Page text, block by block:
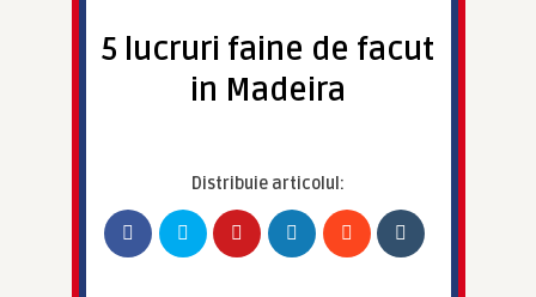
5 lucruri faine de facut
in Madeira
Distribuie articolul: